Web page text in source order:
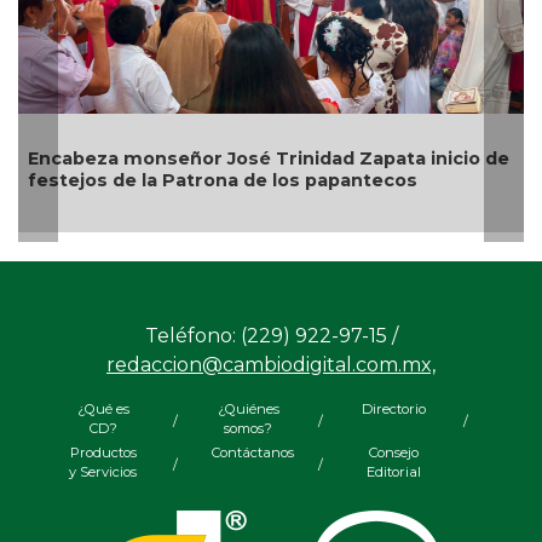
monseñor José Trinidad Zapata inicio de
de la Patrona de los papantecos
Alcalde de
Teléfono: (229) 922-97-15 /
redaccion@cambiodigital.com.mx,
¿Qué es
CD?
/
¿Quiénes
somos?
/
Directorio
/
Productos
y Servicios
/
Contáctanos
/
Consejo
Editorial